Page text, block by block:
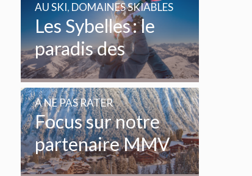
Les Sybelles : le
paradis des
enfants et des
amoureux de la
glisse
AU SKI, DOMAINES SKIABLES
Focus sur notre
partenaire MMV
A NE PAS RATER